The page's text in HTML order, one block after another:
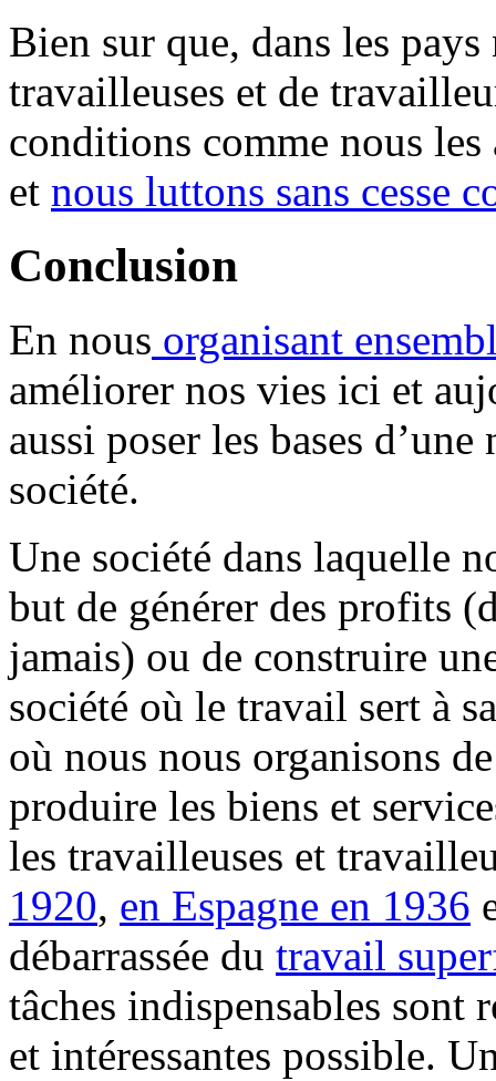
Bien sur que, dans les
travailleuses et de
conditions comme nous les
et nous luttons sans cesse
Conclusion
En nous organisant
améliorer nos vies ici et
aussi poser les bases
société.
Une société dans laquelle
but de générer des profits
jamais) ou de construire
société où le travail sert à
où nous nous organisons
produire les biens et
les travailleuses et
1920, en Espagne en 1936
débarrassée du travail
tâches indispensables sont
et intéressantes possible.